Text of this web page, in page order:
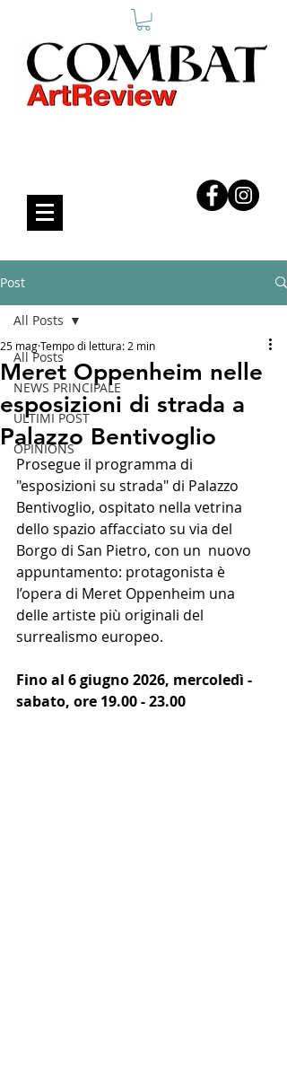
Post
All Posts
NEWS PRINCIPALE
ULTIMI POST
OPINIONS
All Posts
Meret Oppenheim nelle
esposizioni di strada a
Palazzo Bentivoglio
25 magTempo di lettura: 2 min
Prosegue il programma di
"esposizioni su strada" di Palazzo
Bentivoglio, ospitato nella vetrina
dello spazio affacciato su via del
Borgo di San Pietro, con un  nuovo
appuntamento: protagonista è
l’opera di Meret Oppenheim una
delle artiste più originali del
surrealismo europeo.
Fino al 6 giugno 2026, mercoledì -
sabato, ore 19.00 - 23.00